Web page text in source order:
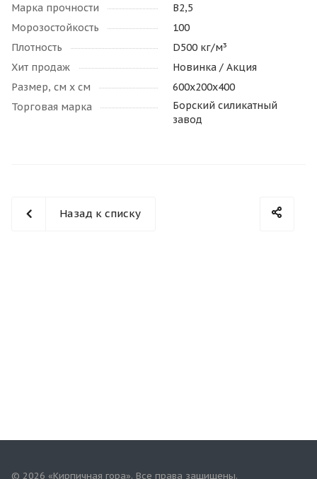
Марка прочности
В2,5
Морозостойкость
100
Плотность
D500 кг/м³
Хит продаж
Новинка / Акция
Размер, см х см
600х200х400
Торговая марка
Борский силикатный
завод
Назад к списку
© 2026 «Кирпичная гора». Все права защищены.